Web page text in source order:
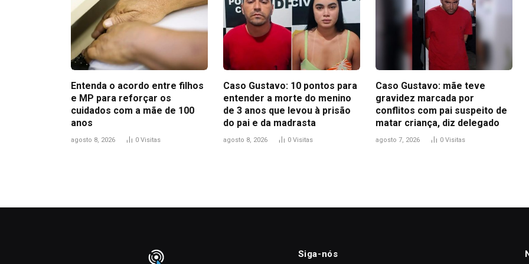
Entenda o acordo entre filhos
e MP para reforçar os
cuidados com a mãe de 100
anos
agosto 8, 2026 0 Visitas
Caso Gustavo: 10 pontos para
entender a morte do menino
de 3 anos que levou à prisão
do pai e da madrasta
agosto 8, 2026 0 Visitas
Caso Gustavo: mãe teve
gravidez marcada por
conflitos com pai suspeito de
matar criança, diz delegado
agosto 7, 2026 0 Visitas
Siga-nós